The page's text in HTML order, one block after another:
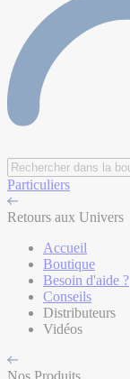
Particuliers
Retours aux Univers
Accueil
Boutique
Besoin d'aide ?
Conseils
Distributeurs
Vidéos
Nos Produits